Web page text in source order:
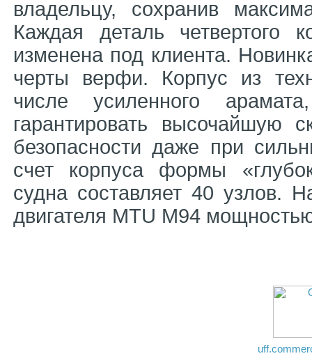
владельцу, сохранив
Каждая деталь четвертого
изменена под клиента.
черты верфи. Корпус из
числе усиленного
гарантировать высочайшую
безопасности даже при
счет корпуса формы
судна составляет 40 узлов.
двигателя MTU M94